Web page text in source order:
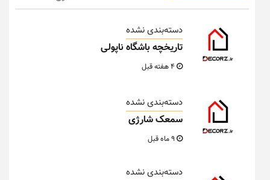
دسته‌بندی نشده
تاریخچه باشگاه ناپولی
دسته‌بندی نشده
سمعک شارژی
دسته‌بندی نشده